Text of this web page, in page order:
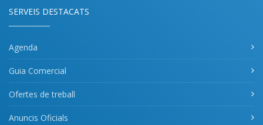
SERVEIS DESTACATS
Agenda
Guia Comercial
Ofertes de treball
Anuncis Oficials